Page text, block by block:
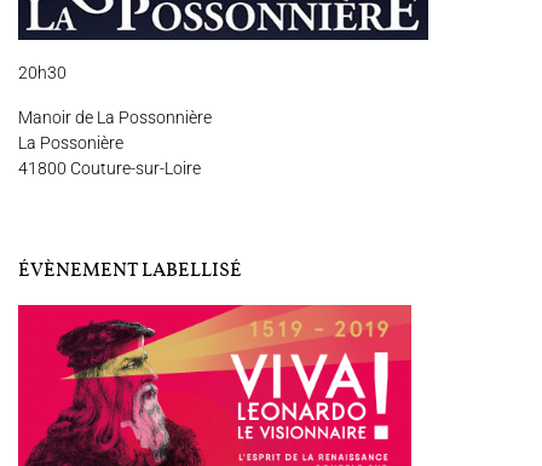
Nous soutenir Vidéos
Actualités
Espace Artistes
20h30
Manoir de La Possonnière
La Possonière
41800 Couture-sur-Loire
ÉVÈNEMENT LABELLISÉ